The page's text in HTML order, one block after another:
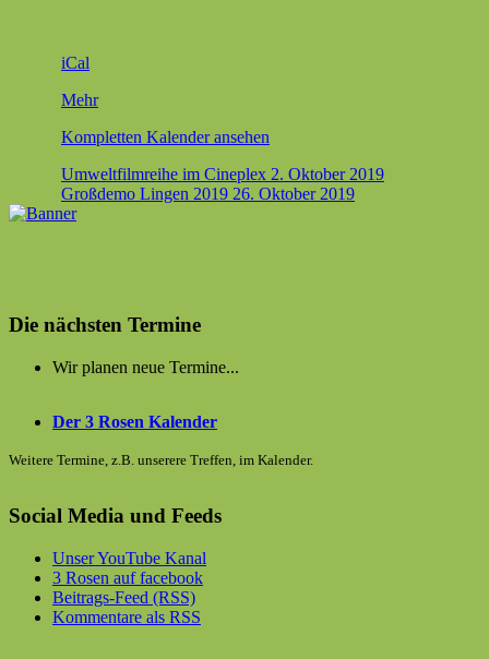
im
bach­
iCal
Mehrüber
Kom­plet­ten Kalen­der ansehen
Beitragsnavigation
Umweltfilmreihe im Cineplex 2. Oktober 2019
Großdemo Lingen 2019 26. Oktober 2019
Die nächsten Termine
Wir planen neue Termine...
Der 3 Rosen Kalender
Weitere Termine, z.B. unserere Treffen, im Kalender.
Social Media und Feeds
Unser YouTube Kanal
3 Rosen auf facebook
Beitrags-Feed (RSS)
Kommentare als RSS